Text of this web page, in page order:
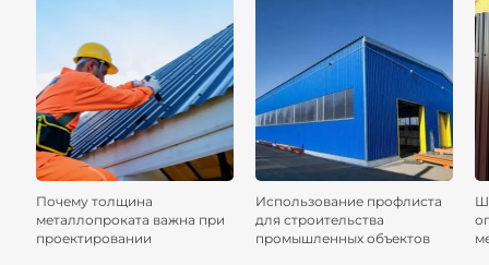
Почему толщина
металлопроката важна при
проектировании
Использование профлиста
для строительства
промышленных объектов